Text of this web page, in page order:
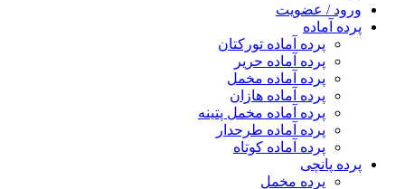
ورود / عضویت
پرده آماده
پرده آماده تورکتان
پرده آماده حریر
پرده آماده مخمل
پرده آماده هازان
پرده آماده مخمل پتینه
پرده آماده طرحدار
پرده آماده کوتاه
پرده پانچی
پرده مخمل